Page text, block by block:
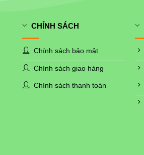
CHÍNH SÁCH
Chính sách bảo mật
Chính sách giao hàng
Chính sách thanh toán